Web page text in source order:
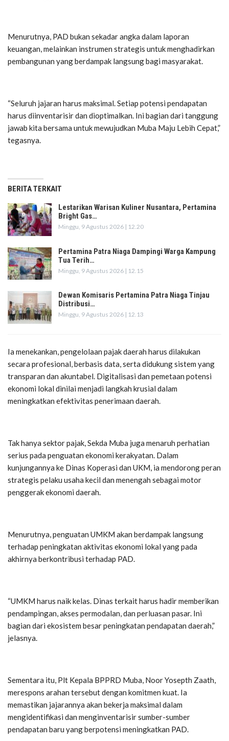
Menurutnya, PAD bukan sekadar angka dalam laporan
keuangan, melainkan instrumen strategis untuk menghadirkan
pembangunan yang berdampak langsung bagi masyarakat.
“Seluruh jajaran harus maksimal. Setiap potensi pendapatan
harus diinventarisir dan dioptimalkan. Ini bagian dari tanggung
jawab kita bersama untuk mewujudkan Muba Maju Lebih Cepat,”
tegasnya.
BERITA TERKAIT
Lestarikan Warisan Kuliner Nusantara, Pertamina
Bright Gas…
Minggu, 9 Agustus 2026 | 12.20
Pertamina Patra Niaga Dampingi Warga Kampung
Tua Terih…
Minggu, 9 Agustus 2026 | 12.15
Dewan Komisaris Pertamina Patra Niaga Tinjau
Distribusi…
Minggu, 9 Agustus 2026 | 12.13
Ia menekankan, pengelolaan pajak daerah harus dilakukan
secara profesional, berbasis data, serta didukung sistem yang
transparan dan akuntabel. Digitalisasi dan pemetaan potensi
ekonomi lokal dinilai menjadi langkah krusial dalam
meningkatkan efektivitas penerimaan daerah.
Tak hanya sektor pajak, Sekda Muba juga menaruh perhatian
serius pada penguatan ekonomi kerakyatan. Dalam
kunjungannya ke Dinas Koperasi dan UKM, ia mendorong peran
strategis pelaku usaha kecil dan menengah sebagai motor
penggerak ekonomi daerah.
Menurutnya, penguatan UMKM akan berdampak langsung
terhadap peningkatan aktivitas ekonomi lokal yang pada
akhirnya berkontribusi terhadap PAD.
“UMKM harus naik kelas. Dinas terkait harus hadir memberikan
pendampingan, akses permodalan, dan perluasan pasar. Ini
bagian dari ekosistem besar peningkatan pendapatan daerah,”
jelasnya.
Sementara itu, Plt Kepala BPPRD Muba, Noor Yosepth Zaath,
merespons arahan tersebut dengan komitmen kuat. Ia
memastikan jajarannya akan bekerja maksimal dalam
mengidentifikasi dan menginventarisir sumber-sumber
pendapatan baru yang berpotensi meningkatkan PAD.